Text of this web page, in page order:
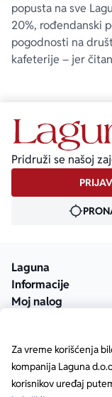
Za vreme korišćenja
kompanija Laguna
korisnikov uređaj
popusta na sve
20%, rođendanski
pogodnosti na
kafeterije – jer
Pridruži se našoj
Laguna
Informacije
Moj nalog